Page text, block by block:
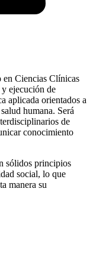
en Ciencias Clínicas
ejecución de
aplicada orientados a
humana. Será
de
conocimiento
sólidos principios
social, lo que
manera su